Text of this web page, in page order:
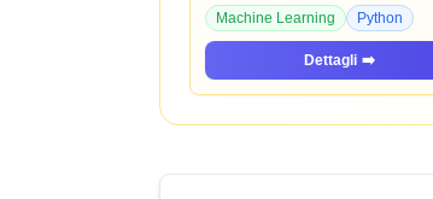
Machine Learning Python
Dettagli ➡️